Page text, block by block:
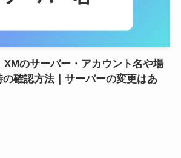
XMのサーバー・アカウント名や場
の確認方法｜サーバーの変更はあ